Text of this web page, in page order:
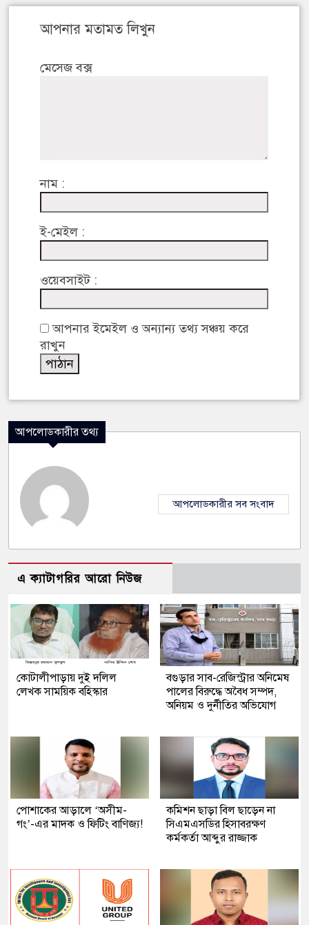
আপনার মতামত লিখুন
মেসেজ বক্স
নাম :
ই-মেইল :
ওয়েবসাইট :
আপনার ইমেইল ও অন্যান্য তথ্য সঞ্চয় করে
রাখুন
আপলোডকারীর তথ্য
আপলোডকারীর সব সংবাদ
এ ক্যাটাগরির আরো নিউজ
কোটালীপাড়ায় দুই দলিল
লেখক সাময়িক বহিস্কার
বগুড়ার সাব-রেজিস্ট্রার অনিমেষ
পালের বিরুদ্ধে অবৈধ সম্পদ,
অনিয়ম ও দুর্নীতির অভিযোগ
পোশাকের আড়ালে ‘অসীম-
গং’-এর মাদক ও ফিটিং বাণিজ্য!
কমিশন ছাড়া বিল ছাড়েন না
সিএমএসডির হিসাবরক্ষণ
কর্মকর্তা আব্দুর রাজ্জাক